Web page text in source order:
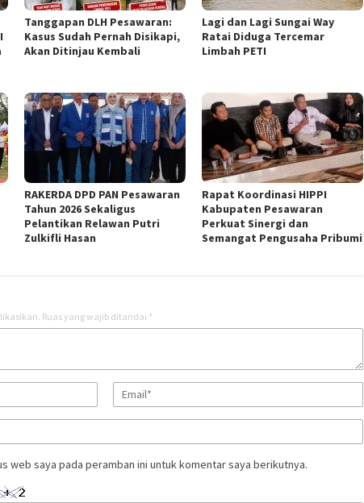
Tanggapan DLH Pesawaran:
Kasus Sudah Pernah Disikapi,
Akan Ditinjau Kembali
Lagi dan Lagi Sungai Way
Ratai Diduga Tercemar
Limbah PETI
RAKERDA DPD PAN Pesawaran
Tahun 2026 Sekaligus
Pelantikan Relawan Putri
Zulkifli Hasan
Rapat Koordinasi HIPPI
Kabupaten Pesawaran
Perkuat Sinergi dan
Semangat Pengusaha Pribumi
Ruas yang wajib ditandai *
web saya pada peramban ini untuk komentar saya berikutnya.